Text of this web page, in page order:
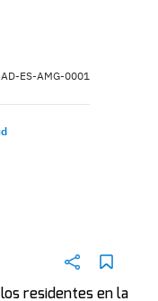
ES-AMG-0001
residentes en la